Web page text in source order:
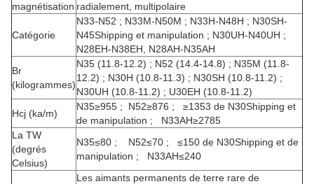
magnétisation radialement, multipolaire
Catégorie
N33-N52 ; N33M-N50M ; N33H-N48H ; N30SH-
N45Shipping et manipulation ; N30UH-N40UH ;
N28EH-N38EH, N28AH-N35AH
Br
(kilogrammes)
N35 (11.8-12.2) ; N52 (14.4-14.8) ; N35M (11.8-
12.2) ; N30H (10.8-11.3) ; N30SH (10.8-11.2) ;
N30UH (10.8-11.2) ; U30EH (10.8-11.2)
Hcj (ka/m)
N35≥955 ; N52≥876 ; ≥1353 de N30Shipping et
de manipulation ; N33AH≥2785
La TW
(degrés
Celsius)
N35≤80 ; N52≤70 ; ≤150 de N30Shipping et de
manipulation ; N33AH≤240
Les aimants permanents de terre rare de